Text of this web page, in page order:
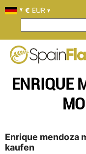
ENRIQUE
Enrique mendoza
kaufen
€ EUR